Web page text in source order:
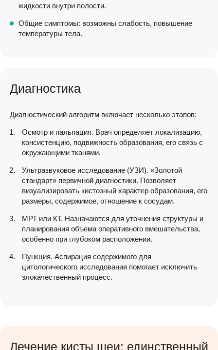
жидкости внутри полости.
Общие симптомы: возможны слабость, повышение
температуры тела.
Диагностика
Диагностический алгоритм включает несколько этапов:
Осмотр и пальпация. Врач определяет локализацию,
консистенцию, подвижность образования, его связь с
окружающими тканями.
Ультразвуковое исследование (УЗИ). «Золотой
стандарт» первичной диагностики. Позволяет
визуализировать кистозный характер образования, его
размеры, содержимое, отношение к сосудам.
МРТ или КТ. Назначаются для уточнения структуры и
планирования объема оперативного вмешательства,
особенно при глубоком расположении.
Пункция. Аспирация содержимого для
цитологического исследования помогает исключить
злокачественный процесс.
Лечение кисты шеи: единственный